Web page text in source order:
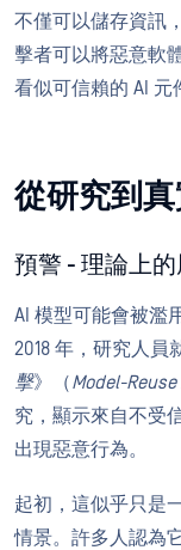
不僅可以儲存資訊
擊者可以將惡意軟
看似可信賴的 AI 元
從研究到
預警 - 理論上
AI 模型可能會被濫
2018 年，研究人員
擊》（Model-
究，顯示來自不受
出現惡意行為。
起初，這似乎只是
情景。許多人認為